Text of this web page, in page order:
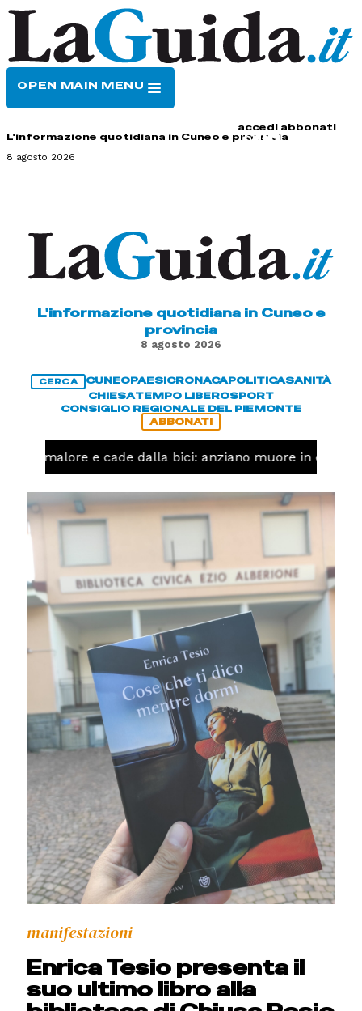
OPEN MAIN MENU
accedi abbonati
L'informazione quotidiana in Cuneo e provincia
8 agosto 2026
L'informazione quotidiana in Cuneo e
provincia
8 agosto 2026
CERCA CUNEOPAESICRONACAPOLITICASANITÀ
CHIESATEMPO LIBEROSPORT
CONSIGLIO REGIONALE DEL PIEMONTE
ABBONATI
un malore e cade dalla bici: anziano muore in corso
manifestazioni
Enrica Tesio presenta il
suo ultimo libro alla